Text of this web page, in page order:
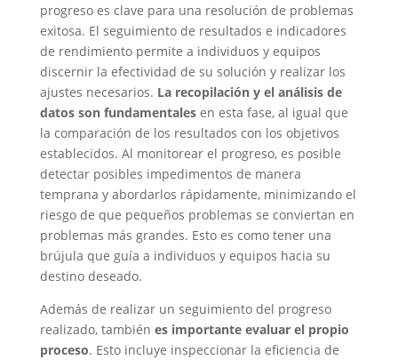
progreso es clave para una resolución de problemas
exitosa. El seguimiento de resultados e indicadores
de rendimiento permite a individuos y equipos
discernir la efectividad de su solución y realizar los
ajustes necesarios. La recopilación y el análisis de
datos son fundamentalesen esta fase, al igual que
la comparación de los resultados con los objetivos
establecidos. Al monitorear el progreso, es posible
detectar posibles impedimentos de manera
temprana y abordarlos rápidamente, minimizando el
riesgo de que pequeños problemas se conviertan en
problemas más grandes. Esto es como tener una
brújula que guía a individuos y equipos hacia su
destino deseado.
Además de realizar un seguimiento del progreso
realizado, también es importante evaluar el propio
proceso. Esto incluye inspeccionar la eficiencia de